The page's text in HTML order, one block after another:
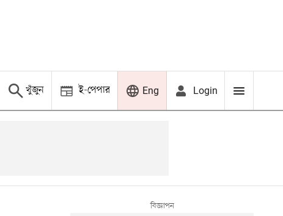
খুঁজুন ই-পেপার Eng Login